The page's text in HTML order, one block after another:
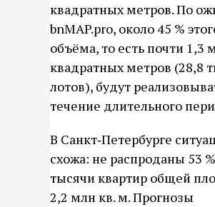
квадратных метров. По
bnMAP.pro, около 45 %
объёма, то есть почти 1,3
квадратных метров (28,8
лотов), будут
течение длительного
В Санкт‑Петербурге
схожа: не распроданы 53
тысячи квартир общей
2,2 млн кв. м. Прогнозы